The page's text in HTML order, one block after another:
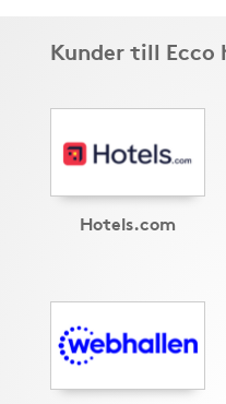
Kunder till Ecco
Hotels.com